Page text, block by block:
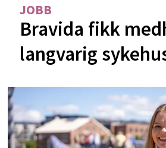
JOBB
Bravida fikk
langvarig